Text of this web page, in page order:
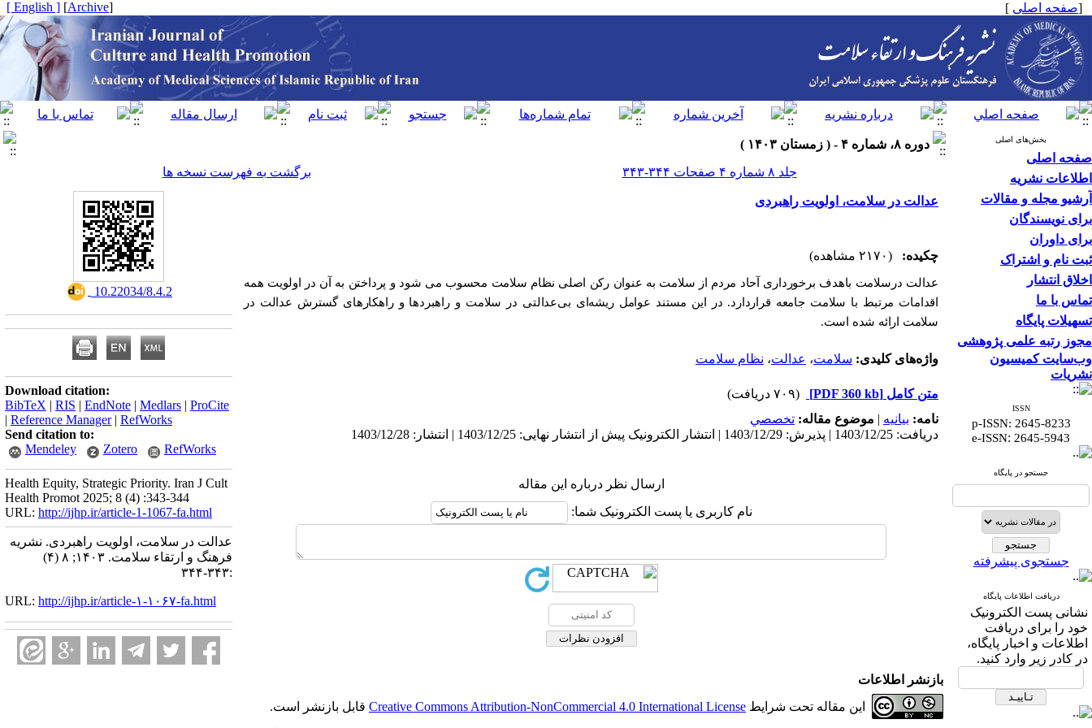
[صفحه اصلی ]
[
Archive
]
[ English ]
بخش‌های اصلی
صفحه اصلی
اطلاعات نشریه
آرشیو مجله و مقالات
برای نویسندگان
برای داوران
ثبت نام و اشتراک
اخلاق انتشار
تماس با ما
تسهیلات پایگاه
مجوز رتبه علمی پژوهشی
وب‌سایت کمیسیون
نشریات
ISSN
p-ISSN: 2645-8233
e-ISSN: 2645-5943
جستجو در پایگاه
جستجوی پیشرفته
دریافت اطلاعات پایگاه
نشانی پست الکترونیک
خود را برای دریافت
اطلاعات و اخبار پایگاه،
در کادر زیر وارد کنید.
دوره ۸، شماره ۴ - ( زمستان ۱۴۰۳ )
جلد ۸ شماره ۴ صفحات ۳۴۴-۳۴۳
برگشت به فهرست نسخه ها
عدالت در سلامت، اولویت راهبردی
چکیده: (۲۱۷۰ مشاهده)
عدالت درسلامت باهدف برخورداری آحاد مردم از سلامت به عنوان رکن اصلی نظام سلامت محسوب می شود و پرداختن به آن در اولویت همه
اقدامات مرتبط با سلامت جامعه قراردارد. در این مستند عوامل ریشه‌ای بی‌عدالتی در سلامت و راهبردها و راهکارهای گسترش عدالت در
سلامت ارائه شده است.
واژه‌های کلیدی: سلامت، عدالت، نظام سلامت
متن کامل [PDF 360 kb]
(۷۰۹ دریافت)
نامه: بيانيه | موضوع مقاله: تخصصي
دریافت: 1403/12/25 | پذیرش: 1403/12/29 | انتشار الکترونیک پیش از انتشار نهایی: 1403/12/25 | انتشار: 1403/12/28
ارسال نظر درباره این مقاله
نام کاربری یا پست الکترونیک شما:
‎ 10.22034/8.4.2
Download citation:
BibTeX | RIS | EndNote | Medlars | ProCite
| Reference Manager| RefWorks
Send citation to:
Mendeley
Zotero RefWorks
Health Equity, Strategic Priority. Iran J Cult
Health Promot 2025; 8 (4) :343-344
URL: http://ijhp.ir/article-1-1067-fa.html
عدالت در سلامت، اولویت راهبردی. نشريه
فرهنگ و ارتقاء سلامت. ۱۴۰۳; ۸ (۴)
:۳۴۳-۳۴۴
URL: http://ijhp.ir/article-۱-۱۰۶۷-fa.html
بازنشر اطلاعات
این مقاله تحت شرایط Creative Commons Attribution-NonCommercial 4.0 International License قابل بازنشر است.